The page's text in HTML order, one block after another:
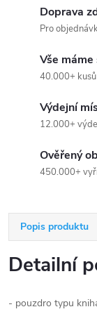
Doprava
Pro
Vše
40.000+
Výdejní
12.000+
Ověřený
450.000+
Popis produktu
Detailní
- pouzdro typu